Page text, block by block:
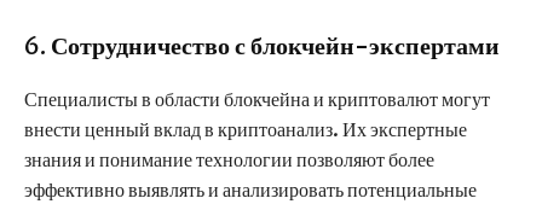
6. Сотрудничество с блокчейн-экспертами
Специалисты в области блокчейна и криптовалют могут
внести ценный вклад в криптоанализ. Их экспертные
знания и понимание технологии позволяют более
эффективно выявлять и анализировать потенциальные